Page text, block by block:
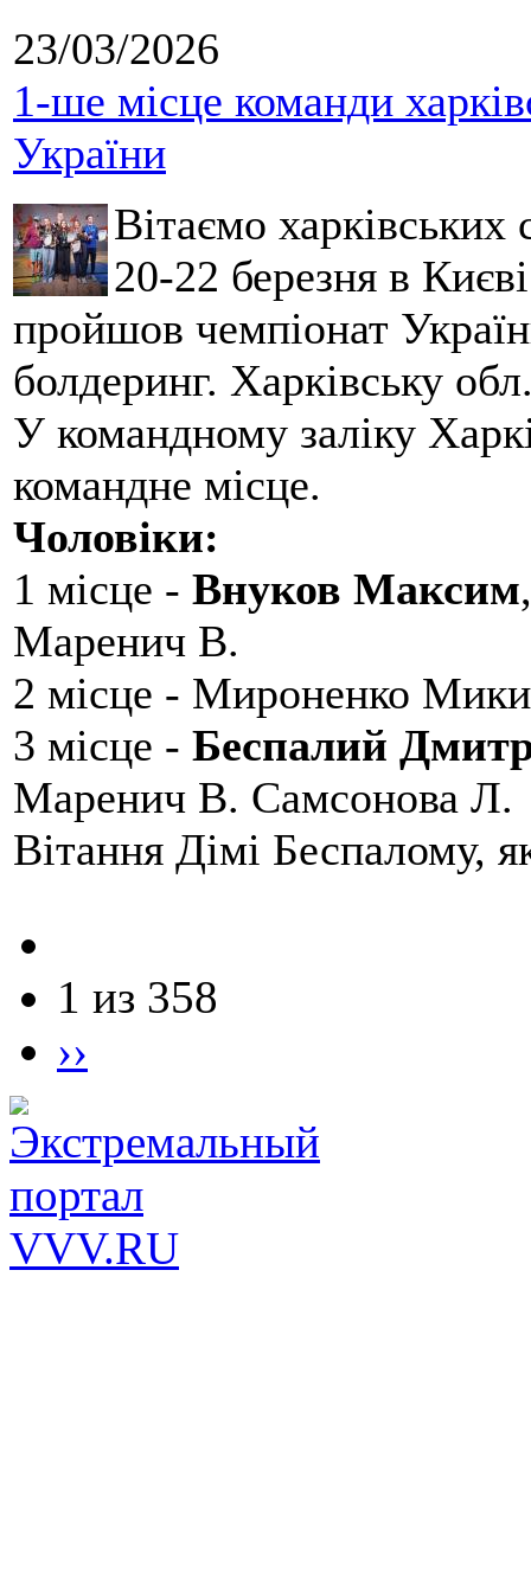
23/03/2026
1-ше місце команди
України
Вітаємо
20-22 березня в
пройшов чемпіонат
болдеринг. Харківську
У командному заліку
командне місце.
Чоловіки:
1 місце - Внуков Максим
Маренич В.
2 місце - Мироненко
3 місце - Беспалий
Маренич В. Самсонова Л.
Вітання Дімі Беспалому,
1 из 358
››